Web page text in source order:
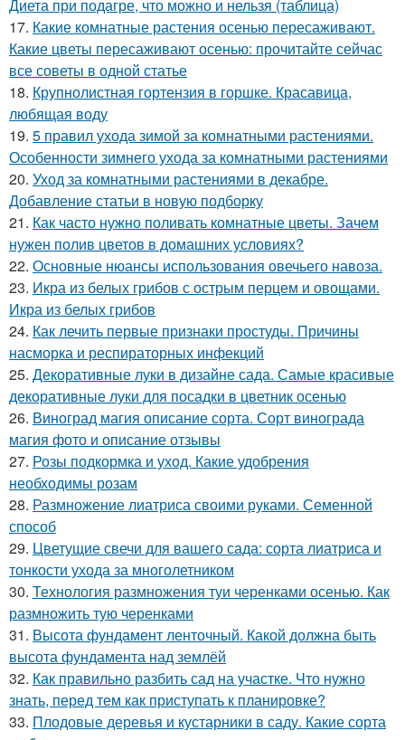
Диета при подагре, что можно и нельзя (таблица)
17. Какие комнатные растения осенью пересаживают.
Какие цветы пересаживают осенью: прочитайте сейчас
все советы в одной статье
18. Крупнолистная гортензия в горшке. Красавица,
любящая воду
19. 5 правил ухода зимой за комнатными растениями.
Особенности зимнего ухода за комнатными растениями
20. Уход за комнатными растениями в декабре.
Добавление статьи в новую подборку
21. Как часто нужно поливать комнатные цветы. Зачем
нужен полив цветов в домашних условиях?
22. Основные нюансы использования овечьего навоза.
23. Икра из белых грибов с острым перцем и овощами.
Икра из белых грибов
24. Как лечить первые признаки простуды. Причины
насморка и респираторных инфекций
25. Декоративные луки в дизайне сада. Самые красивые
декоративные луки для посадки в цветник осенью
26. Виноград магия описание сорта. Сорт винограда
магия фото и описание отзывы
27. Розы подкормка и уход. Какие удобрения
необходимы розам
28. Размножение лиатриса своими руками. Семенной
способ
29. Цветущие свечи для вашего сада: сорта лиатриса и
тонкости ухода за многолетником
30. Технология размножения туи черенками осенью. Как
размножить тую черенками
31. Высота фундамент ленточный. Какой должна быть
высота фундамента над землёй
32. Как правильно разбить сад на участке. Что нужно
знать, перед тем как приступать к планировке?
33. Плодовые деревья и кустарники в саду. Какие сорта